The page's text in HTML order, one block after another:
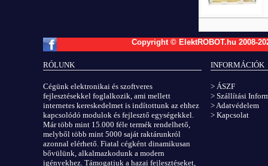
Copyright © ElektROBOT.hu 2008-
RÓLUNK
Cégünk elektronikai és szoftveres
fejlesztésekkel foglalkozik, ami mellett
internetes kereskedelmet is indítottunk az ehhez
kapcsolódó modulok és fejlesztő egységekkel.
Már több mint 15.000 féle termék rendelhető,
melyből több mint 5000 saját raktárunkról
azonnal elérhető. Fiatal cégként dinamikusan
bővülünk, alkalmazkodunk a modern
igényekhez. Támogatjuk a hazai fejlesztéseket,
INFORMÁCIÓK
> ÁSZF
> Szállítási
> Adatvédelem
> Kapcsolat